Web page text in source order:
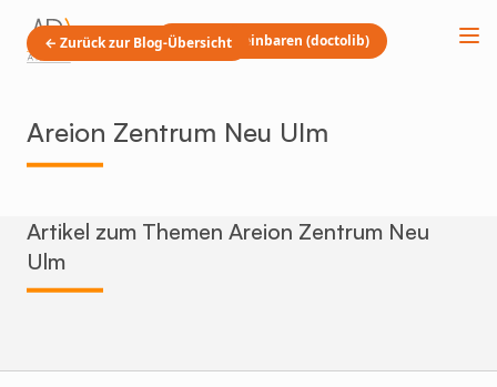
Termin vereinbaren (doctolib)
Areion Zentrum Neu Ulm
← Zurück zur Blog-Übersicht
Artikel zum Themen Areion Zentrum Neu
Ulm